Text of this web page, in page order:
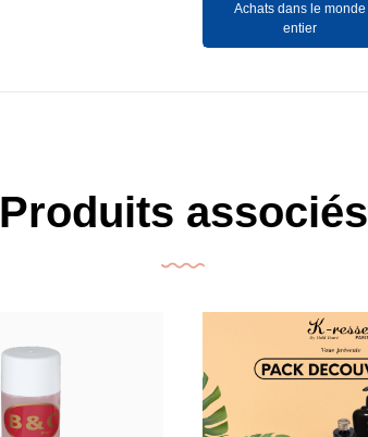
Achats dans le monde
entier
Produits associés